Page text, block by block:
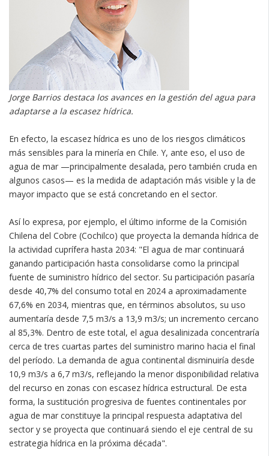
Jorge Barrios destaca los avances en la gestión del agua para
adaptarse a la escasez hídrica.
En efecto, la escasez hídrica es uno de los riesgos climáticos
más sensibles para la minería en Chile. Y, ante eso, el uso de
agua de mar —principalmente desalada, pero también cruda en
algunos casos— es la medida de adaptación más visible y la de
mayor impacto que se está concretando en el sector.
Así lo expresa, por ejemplo, el último informe de la Comisión
Chilena del Cobre (Cochilco) que proyecta la demanda hídrica de
la actividad cuprífera hasta 2034: "El agua de mar continuará
ganando participación hasta consolidarse como la principal
fuente de suministro hídrico del sector. Su participación pasaría
desde 40,7% del consumo total en 2024 a aproximadamente
67,6% en 2034, mientras que, en términos absolutos, su uso
aumentaría desde 7,5 m3/s a 13,9 m3/s; un incremento cercano
al 85,3%. Dentro de este total, el agua desalinizada concentraría
cerca de tres cuartas partes del suministro marino hacia el final
del período. La demanda de agua continental disminuiría desde
10,9 m3/s a 6,7 m3/s, reflejando la menor disponibilidad relativa
del recurso en zonas con escasez hídrica estructural. De esta
forma, la sustitución progresiva de fuentes continentales por
agua de mar constituye la principal respuesta adaptativa del
sector y se proyecta que continuará siendo el eje central de su
estrategia hídrica en la próxima década".